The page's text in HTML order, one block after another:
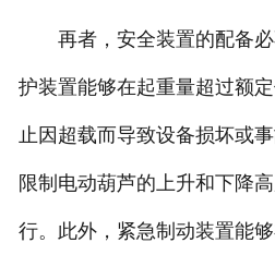
再者，安全装置的配备必
护装置能够在起重量超过额
止因超载而导致设备损坏或
限制电动葫芦的上升和下降
行。此外，紧急制动装置能